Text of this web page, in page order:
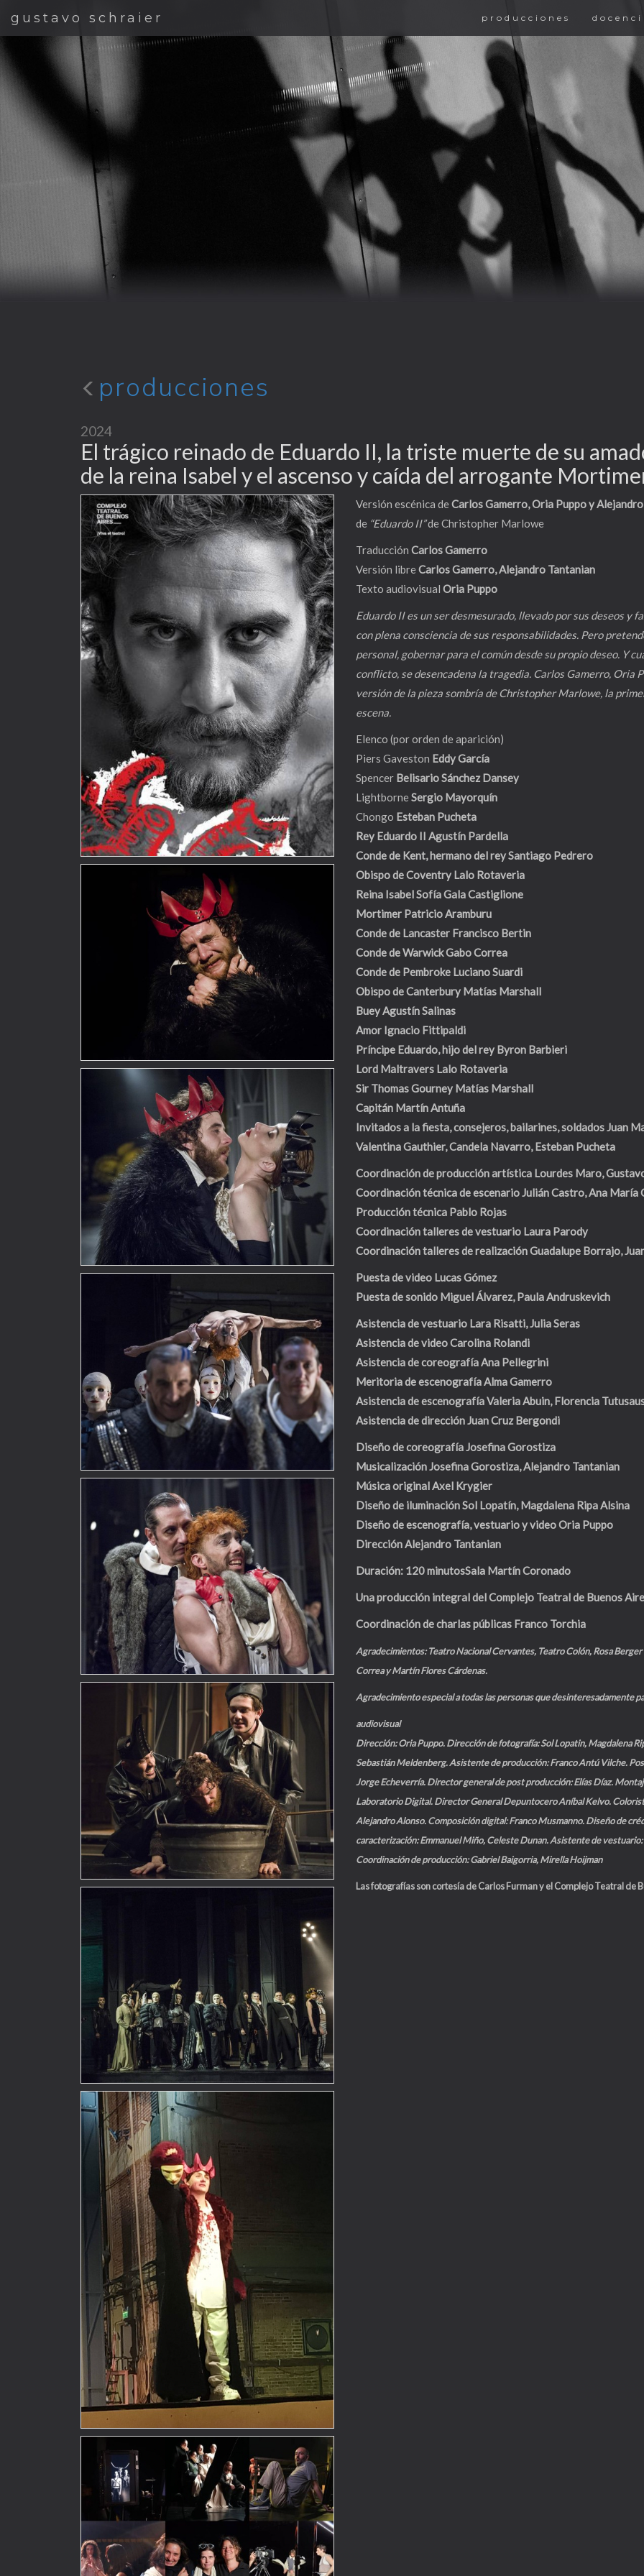
gustavo schraier producciones
producciones
2024
El trágico reinado de Eduardo II, la triste muerte de su
de la reina Isabel y el ascenso y caída del arrogante
Versión escénica deCarlos Gamerro, Oria Puppo y
de “Eduardo II”de Christopher Marlowe
TraducciónCarlos Gamerro
Versión libreCarlos Gamerro, Alejandro Tantanian
Texto audiovisualOria Puppo
Eduardo II es un ser desmesurado, llevado por sus deseos y
con plena consciencia de sus responsabilidades. Pero
personal, gobernar para el común desde su propio deseo. Y
conflicto, se desencadena la tragedia. Carlos Gamerro, Oria
versión de la pieza sombría de Christopher Marlowe, la
escena.
Elenco (por orden de aparición)
Piers Gaveston Eddy García
Spencer Belisario Sánchez Dansey
LightborneSergio Mayorquín
Chongo Esteban Pucheta
Rey Eduardo IIAgustín Pardella
Conde de Kent, hermano del reySantiago Pedrero
Obispo de Coventry Lalo Rotaveria
Reina IsabelSofía Gala Castiglione
Mortimer Patricio Aramburu
Conde de Lancaster Francisco Bertin
Conde de WarwickGabo Correa
Conde de Pembroke Luciano Suardi
Obispo de Canterbury Matías Marshall
BueyAgustín Salinas
Amor Ignacio Fittipaldi
Príncipe Eduardo, hijo del rey Byron Barbieri
Lord Maltravers Lalo Rotaveria
Sir Thomas Gourney Matías Marshall
Capitán Martín Antuña
Invitados a la fiesta, consejeros, bailarines, soldadosJuan
Valentina Gauthier, Candela Navarro, Esteban Pucheta
Coordinación de producción artística Lourdes Maro,
Coordinación técnica de escenarioJulián Castro, Ana
Producción técnica Pablo Rojas
Coordinación talleres de vestuario Laura Parody
Coordinación talleres de realizaciónGuadalupe Borrajo,
Puesta de video Lucas Gómez
Puesta de sonido Miguel Álvarez, Paula Andruskevich
Asistencia de vestuario Lara Risatti, Julia Seras
Asistencia de videoCarolina Rolandi
Asistencia de coreografíaAna Pellegrini
Meritoria de escenografíaAlma Gamerro
Asistencia de escenografíaValeria Abuin, Florencia
Asistencia de direcciónJuan Cruz Bergondi
Diseño de coreografíaJosefina Gorostiza
MusicalizaciónJosefina Gorostiza, Alejandro Tantanian
Música originalAxel Krygier
Diseño de iluminaciónSol Lopatín, Magdalena Ripa Alsina
Diseño de escenografía, vestuario y videoOria Puppo
DirecciónAlejandro Tantanian
Duración: 120 minutosSala Martín Coronado
Una producción integral del Complejo Teatral de Buenos
Coordinación de charlas públicas Franco Torchia
Agradecimientos: Teatro Nacional Cervantes, Teatro Colón, Rosa
Correa y Martín Flores Cárdenas.
Agradecimiento especial a todas las personas que desinteresadamente
audiovisual
Dirección: Oria Puppo. Dirección de fotografía: Sol Lopatin, Magdalena
Sebastián Meldenberg. Asistente de producción: Franco Antú Vilche.
Jorge Echeverría. Director general de post producción: Elías Díaz.
Laboratorio Digital. Director General Depuntocero Aníbal Kelvo.
Alejandro Alonso. Composición digital: Franco Musmanno. Diseño de
caracterización: Emmanuel Miño, Celeste Dunan. Asistente de
Coordinación de producción: Gabriel Baigorria, Mirella Hoijman
Las fotografías son cortesía de Carlos Furman y el Complejo Teatral de